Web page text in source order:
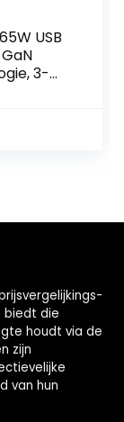
USB
3-
vo
biedt die
houdt via de
zijn
van hun